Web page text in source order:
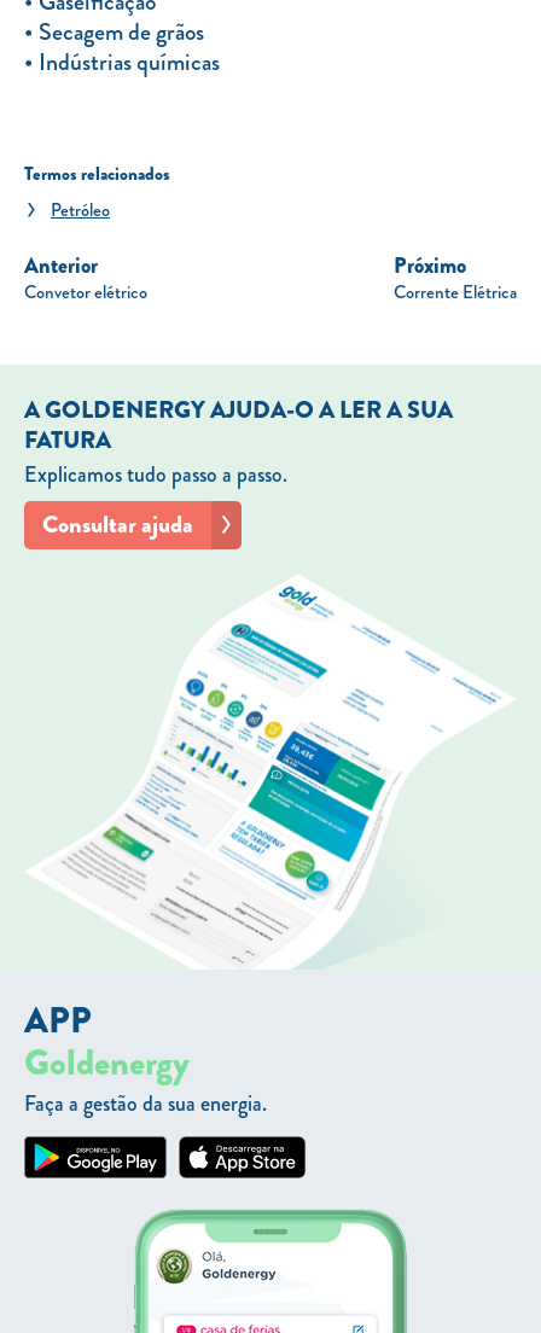
Secagem de grãos
Indústrias químicas
Termos relacionados
Petróleo
Anterior
Convetor elétrico
Próximo
Corrente Elétrica
A GOLDENERGY AJUDA-O A LER A SUA
FATURA
Explicamos tudo passo a passo.
Consultar ajuda
APP
Goldenergy
Faça a gestão da sua energia.